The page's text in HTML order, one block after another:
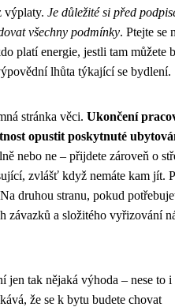
výplaty. Je důležité si před
všechny podmínky. Ptejte se
platí energie, jestli tam můžete
lhůta týkající se bydlení.
stránka věci. Ukončení
opustit poskytnuté
nebo ne – přijdete zároveň o
zvlášť když nemáte kam jít.
druhou stranu, pokud
závazků a složitého vyřizování
jen tak nějaká výhoda – nese to
že se k bytu budete chovat